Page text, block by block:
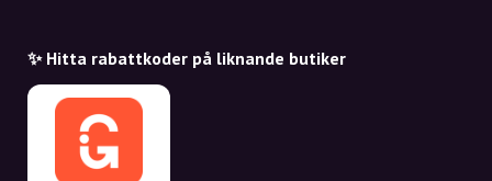
✨ Hitta rabattkoder på liknande butiker